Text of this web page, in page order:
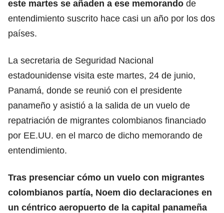
este martes se añaden a ese memorando de
entendimiento suscrito hace casi un año por los dos
países.
La secretaria de Seguridad Nacional
estadounidense visita este martes, 24 de junio,
Panamá, donde se reunió con el presidente
panameño y asistió a la salida de un vuelo de
repatriación de migrantes colombianos financiado
por EE.UU. en el marco de dicho memorando de
entendimiento.
Tras presenciar cómo un vuelo con migrantes
colombianos partía, Noem dio declaraciones en
un céntrico aeropuerto de la capital panameña